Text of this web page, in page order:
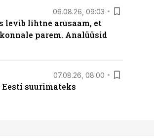
06.08.26, 09:03
levib lihtne arusaam, et
parem. Analüüsid
07.08.26, 08:00
suurimateks